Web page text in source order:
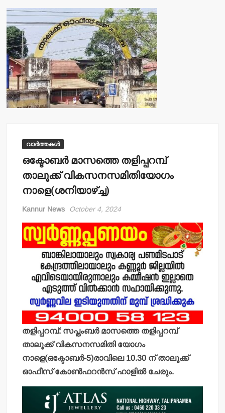
വാർത്തകൾ
ഒക്ടോബര്‍ മാസത്തെ തളിപ്പറമ്പ്
താലൂക്ക് വികസനസമിതിയോഗം
നാളെ(ശനിയാഴ്ച്ച)
Kannur News October 4, 2024
തളിപ്പറമ്പ്: സപ്തംബര്‍ മാസത്തെ തളിപ്പറമ്പ്
താലൂക്ക് വികസനസമിതി യോഗം
നാളെ(ഒക്ടോബര്‍-5)രാവിലെ 10.30 ന് താലൂക്ക്
ഓഫീസ് കോണ്‍ഫറന്‍സ് ഹാളില്‍ ചേരും.